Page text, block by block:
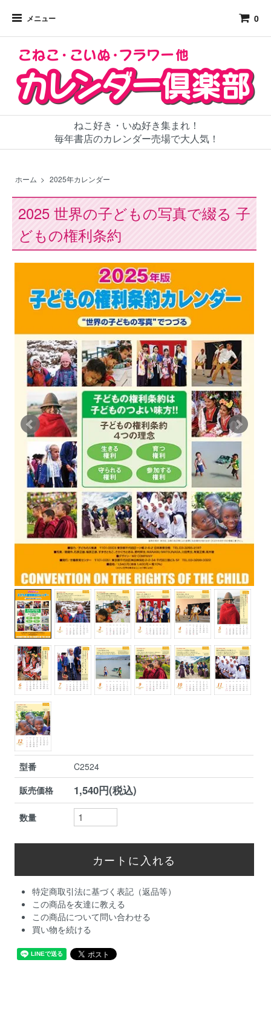
メニュー 0
ねこ好き・いぬ好き集まれ！
毎年書店のカレンダー売場で大人気！
ホーム > 2025年カレンダー
2025 世界の子どもの写真で綴る 子
どもの権利条約
型番
C2524
販売価格
1,540円(税込)
数量
特定商取引法に基づく表記（返品等）
この商品を友達に教える
この商品について問い合わせる
買い物を続ける